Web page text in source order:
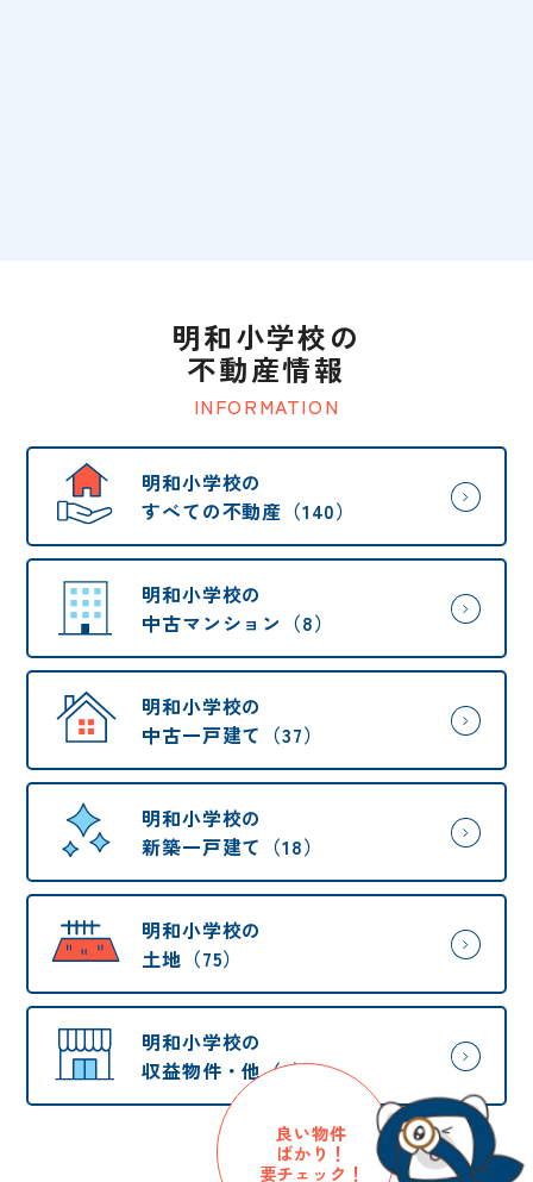
INFORMATION
明和小学校の
不動産情報
明和小学校の
すべての不動産（140）
明和小学校の
中古マンション（8）
明和小学校の
中古一戸建て（37）
明和小学校の
新築一戸建て（18）
明和小学校の
土地（75）
明和小学校の
収益物件・他（2）
良い物件
ばかり！
要チェック！